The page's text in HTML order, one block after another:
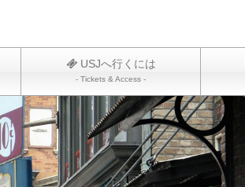
USJへ行くには
- Tickets & Access -